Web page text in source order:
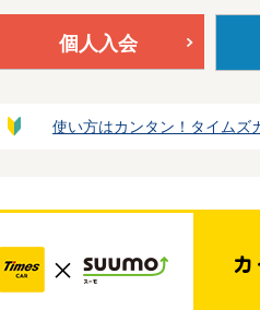
個人入会
使い方はカンタン！タイムズ